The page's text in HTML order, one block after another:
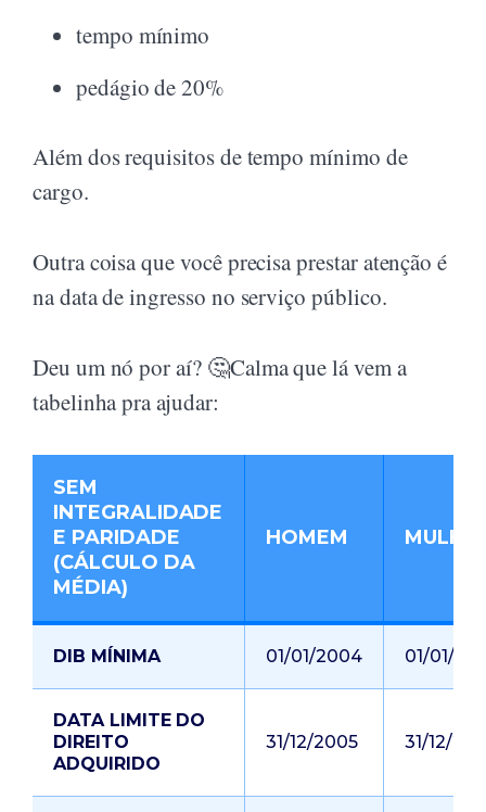
tempo mínimo
pedágio de 20%
Além dos requisitos de tempo mínimo de
cargo.
Outra coisa que você precisa prestar atenção é
na data de ingresso no serviço público.
Deu um nó por aí? 🤔Calma que lá vem a
tabelinha pra ajudar:
SEM
INTEGRALIDADE
E PARIDADE
(CÁLCULO DA
MÉDIA)
HOMEM
DIB MÍNIMA 01/01/2004 01/01/
DATA LIMITE DO
DIREITO
ADQUIRIDO
31/12/2005 31/12/